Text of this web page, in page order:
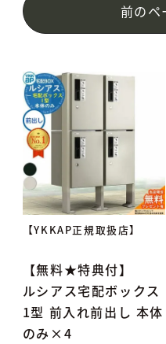
前のペ
【YKKAP正規取扱店】
【無料★特典付】
ルシアス宅配ボックス
1型 前入れ前出し 本体
のみ×4